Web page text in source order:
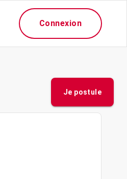
Connexion
Je postule